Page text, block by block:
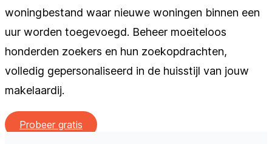
woningbestand waar nieuwe woningen binnen een
uur worden toegevoegd. Beheer moeiteloos
honderden zoekers en hun zoekopdrachten,
volledig gepersonaliseerd in de huisstijl van jouw
makelaardij.
Probeer gratis